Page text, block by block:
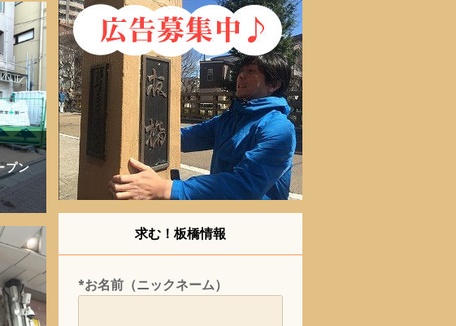
プン
求む！板橋情報
*お名前（ニックネーム）